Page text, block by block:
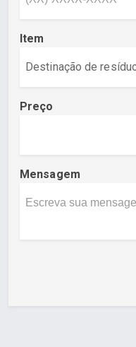
Item
Preço
Mensagem